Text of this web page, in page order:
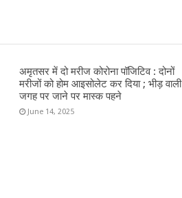
अमृतसर में दो मरीज कोरोना पॉजिटिव : दोनों
मरीजों को होम आइसोलेट कर दिया ; भीड़ वाली
जगह पर जाने पर मास्क पहने
June 14, 2025